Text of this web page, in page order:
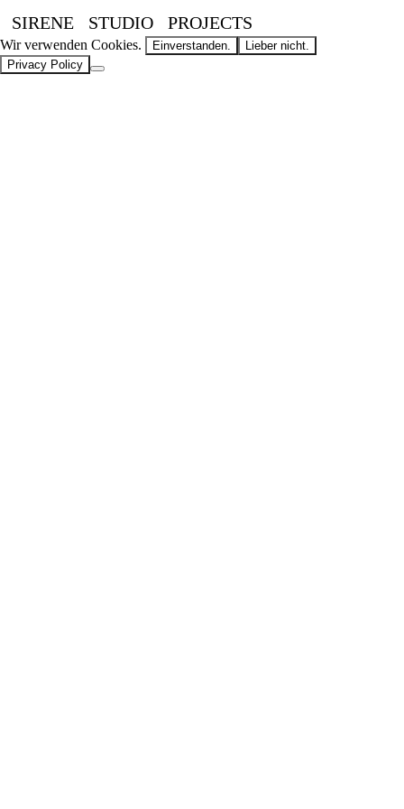
SIRENE STUDIO PROJECTS
Wir verwenden Cookies. Einverstanden.
Lieber nicht.
Privacy Policy